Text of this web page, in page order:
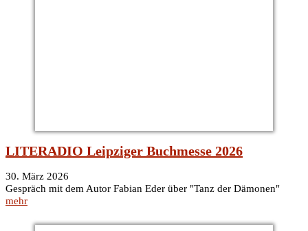
LITERADIO Leipziger Buchmesse 2026
30. März 2026
Gespräch mit dem Autor Fabian Eder über "Tanz der Dämonen"
mehr